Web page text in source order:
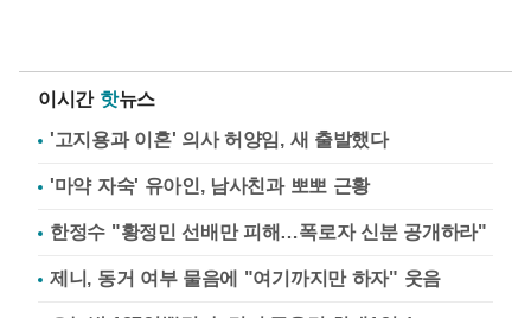
이시간 핫뉴스
'고지용과 이혼' 의사 허양임, 새 출발했다
'마약 자숙' 유아인, 남사친과 뽀뽀 근황
한정수 "황정민 선배만 피해…폭로자 신분 공개하라"
제니, 동거 여부 물음에 "여기까지만 하자" 웃음